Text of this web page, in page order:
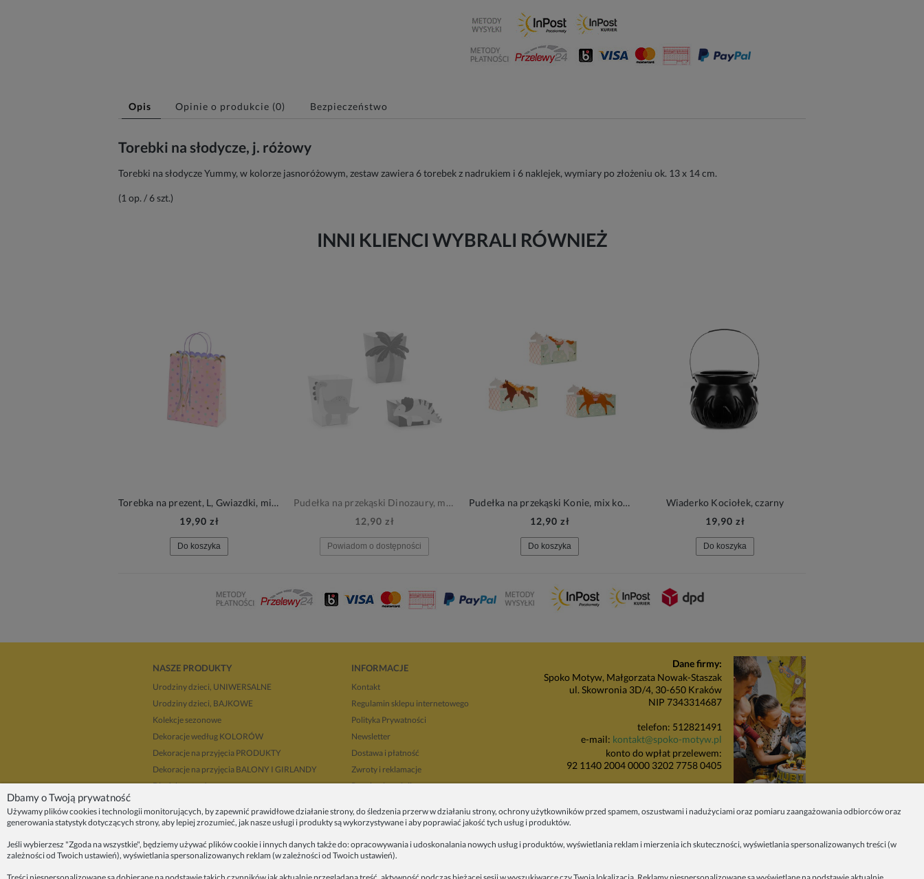
Opis Opinie o produkcie (0) Bezpieczeństwo
Torebki na słodycze, j. różowy
Torebki na słodycze Yummy, w kolorze jasnoróżowym, zestaw zawiera 6 torebek z nadrukiem i 6 naklejek, wymiary po złożeniu ok. 13 x 14 cm.
(1 op. / 6 szt.)
INNI KLIENCI WYBRALI RÓWNIEŻ
Torebka na prezent, L, Gwiazdki, mix kolorów
19,90 zł
Do koszyka
Pudełka na przekąski Dinozaury, mix kolorów, 6szt.
12,90 zł
Powiadom o dostępności
Pudełka na przekąski Konie, mix kolorów, 3szt.
12,90 zł
Do koszyka
Wiaderko Kociołek, czarny
19,90 zł
Do koszyka
NASZE PRODUKTY
Urodziny dzieci, UNIWERSALNE
Urodziny dzieci, BAJKOWE
Kolekcje sezonowe
Dekoracje według KOLORÓW
Dekoracje na przyjęcia PRODUKTY
Dekoracje na przyjęcia BALONY I GIRLANDY
Dla dekoratorów
Dekoracje balonowe KRAKÓW
INFORMACJE
Kontakt
Regulamin sklepu internetowego
Polityka Prywatności
Newsletter
Dostawa i płatność
Zwroty i reklamacje
Regulamin opinii
ZAINSPIRUJ SIĘ!
Dane firmy:
Spoko Motyw, Małgorzata Nowak-Staszak
ul. Skowronia 3D/4, 30-650 Kraków
NIP 7343314687
telefon: 512821491
e-mail: kontakt@spoko-motyw.pl
konto do wpłat przelewem:
92 1140 2004 0000 3202 7758 0405
Pracownia Spoko Motyw
ul. Wadowicka 8i (za szlabanem, wejście z
społecznościowych!
Dbamy o Twoją prywatność
Używamy plików cookies i technologii monitorujących, by zapewnić prawidłowe działanie strony, do śledzenia przerw w działaniu strony, ochrony użytkowników przed spamem, oszustwami i nadużyciami oraz pomiaru zaangażowania odbiorców oraz
generowania statystyk dotyczących strony, aby lepiej zrozumieć, jak nasze usługi i produkty są wykorzystywane i aby poprawiać jakość tych usług i produktów.
Jeśli wybierzesz "Zgoda na wszystkie", będziemy używać plików cookie i innych danych także do: opracowywania i udoskonalania nowych usług i produktów, wyświetlania reklam i mierzenia ich skuteczności, wyświetlania spersonalizowanych treści (w
zależności od Twoich ustawień), wyświetlania spersonalizowanych reklam (w zależności od Twoich ustawień).